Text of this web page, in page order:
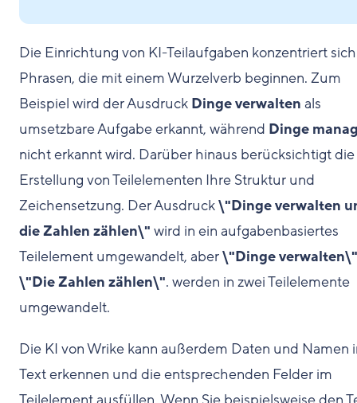
Die Einrichtung von KI-Teilaufgaben konzentriert
Phrasen, die mit einem Wurzelverb beginnen. Zum
Beispiel wird der Ausdruck Dinge verwalten als
umsetzbare Aufgabe erkannt, während Dinge
nicht erkannt wird. Darüber hinaus berücksichtigt
Erstellung von Teilelementen Ihre Struktur und
Zeichensetzung. Der Ausdruck\"Dinge verwalten
die Zahlen zählen\" wird in ein aufgabenbasiertes
Teilelement umgewandelt, aber\"Dinge verwalten\"
\"Die Zahlen zählen\". werden in zwei Teilelemente
umgewandelt.
Die KI von Wrike kann außerdem Daten und Namen
Text erkennen und die entsprechenden Felder im